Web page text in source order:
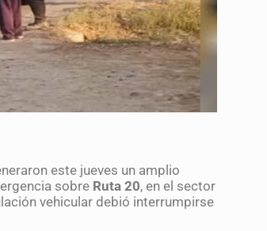
este jueves un amplio
sobre Ruta 20, en el sector
vehicular debió interrumpirse